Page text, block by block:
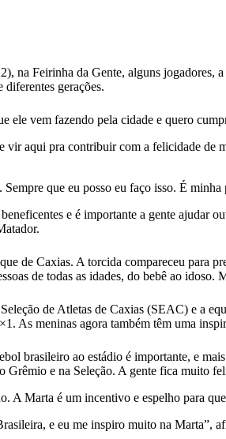
na Feirinha da Gente, alguns
diferentes gerações.
ele vem fazendo pela cidade e quero
vir aqui pra contribuir com a felicidade
que eu posso eu faço isso. É
e é importante a gente ajudar
de Caxias. A torcida compareceu para
de todas as idades, do bebê ao
de Atletas de Caxias (SEAC) e a
As meninas agora também têm uma
brasileiro ao estádio é importante, e
Grêmio e na Seleção. A gente fica muito
A Marta é um incentivo e espelho para
e eu me inspiro muito na Marta”,